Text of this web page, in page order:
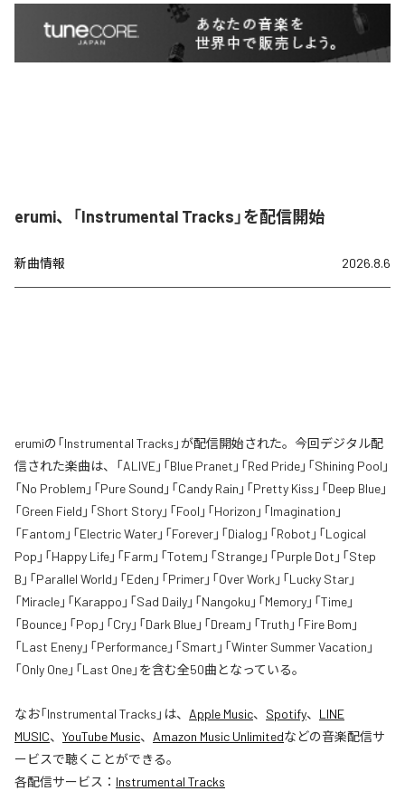
erumi、「Instrumental Tracks」を配信開始
新曲情報 2026.8.6
erumiの「Instrumental Tracks」が配信開始された。今回デジタル配
信された楽曲は、「ALIVE」「Blue Pranet」「Red Pride」「Shining Pool」
「No Problem」「Pure Sound」「Candy Rain」「Pretty Kiss」「Deep Blue」
「Green Field」「Short Story」「Fool」「Horizon」「Imagination」
「Fantom」「Electric Water」「Forever」「Dialog」「Robot」「Logical
Pop」「Happy Life」「Farm」「Totem」「Strange」「Purple Dot」「Step
B」「Parallel World」「Eden」「Primer」「Over Work」「Lucky Star」
「Miracle」「Karappo」「Sad Daily」「Nangoku」「Memory」「Time」
「Bounce」「Pop」「Cry」「Dark Blue」「Dream」「Truth」「Fire Bom」
「Last Eneny」「Performance」「Smart」「Winter Summer Vacation」
「Only One」「Last One」を含む全50曲となっている。
なお「Instrumental Tracks 」は、 Apple Music、 Spotify、 LINE
MUSIC、 YouTube Music、 Amazon Music Unlimitedなどの音楽配信サ
ービスで聴くことができる。
各配信サービス： Instrumental Tracks